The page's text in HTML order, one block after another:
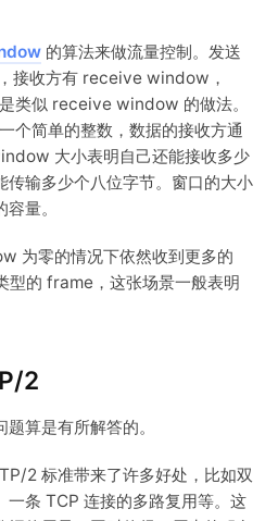
的算法来做流量控制。发送
接收方有 receive window，
类似 receive window 的做法。
个简单的整数，数据的接收方通
大小表明自己还能接收多少
传输多少个八位字节。窗口的大小
量。
为零的情况下依然收到更多的
的 frame，这张场景一般表明
2
算是有所解答的。
2 标准带来了许多好处，比如双
一条 TCP 连接的多路复用等。这